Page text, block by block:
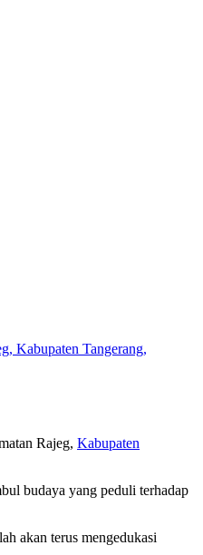
Rajeg, Kabupaten
budaya yang peduli terhadap
akan terus mengedukasi